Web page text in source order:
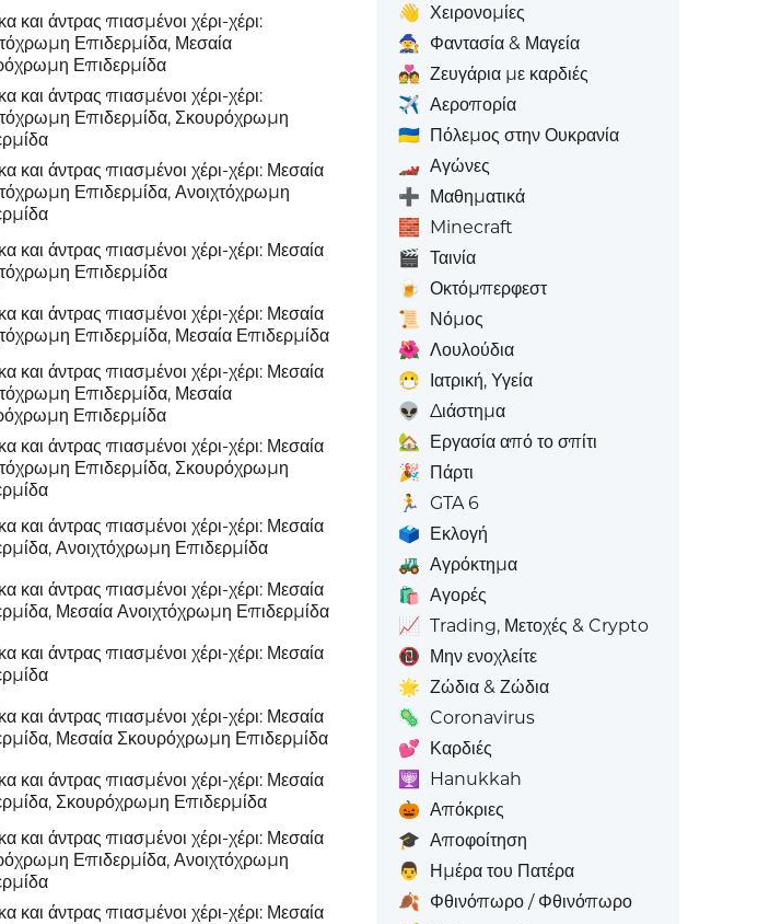
και άντρας πιασμένοι χέρι-χέρι:
Επιδερμίδα, Μεσαία
Επιδερμίδα
και άντρας πιασμένοι χέρι-χέρι:
Επιδερμίδα, Σκουρόχρωμη
και άντρας πιασμένοι χέρι-χέρι: Μεσαία
Επιδερμίδα, Ανοιχτόχρωμη
και άντρας πιασμένοι χέρι-χέρι: Μεσαία
Επιδερμίδα
και άντρας πιασμένοι χέρι-χέρι: Μεσαία
Επιδερμίδα, Μεσαία Επιδερμίδα
και άντρας πιασμένοι χέρι-χέρι: Μεσαία
Επιδερμίδα, Μεσαία
Επιδερμίδα
και άντρας πιασμένοι χέρι-χέρι: Μεσαία
Επιδερμίδα, Σκουρόχρωμη
και άντρας πιασμένοι χέρι-χέρι: Μεσαία
Ανοιχτόχρωμη Επιδερμίδα
και άντρας πιασμένοι χέρι-χέρι: Μεσαία
Μεσαία Ανοιχτόχρωμη Επιδερμίδα
και άντρας πιασμένοι χέρι-χέρι: Μεσαία
και άντρας πιασμένοι χέρι-χέρι: Μεσαία
Μεσαία Σκουρόχρωμη Επιδερμίδα
και άντρας πιασμένοι χέρι-χέρι: Μεσαία
Σκουρόχρωμη Επιδερμίδα
και άντρας πιασμένοι χέρι-χέρι: Μεσαία
Επιδερμίδα, Ανοιχτόχρωμη
και άντρας πιασμένοι χέρι-χέρι: Μεσαία
👋 Χειρονομίες
🧙 Φαντασία & Μαγεία
💑 Ζευγάρια με καρδιές
✈️ Αεροπορία
🇺🇦 Πόλεμος στην Ουκρανία
🏎️ Αγώνες
➕ Μαθηματικά
🧱 Minecraft
🎬 Ταινία
🍺 Οκτόμπερφεστ
📜
Νόμος
🌺 Λουλούδια
😷 Ιατρική, Υγεία
👽 Διάστημα
🏡
Εργασία από το σπίτι
🎉 Πάρτι
🏃
GTA 6
🗳️ Εκλογή
🚜 Αγρόκτημα
🛍️ Αγορές
📈 Trading, Μετοχές & Crypto
📵 Μην ενοχλείτε
🌟 Ζώδια & Ζώδια
🦠 Coronavirus
💕 Καρδιές
🕎
Hanukkah
🎃 Απόκριες
🎓 Αποφοίτηση
👨
Ημέρα του Πατέρα
🍂 Φθινόπωρο / Φθινόπωρο